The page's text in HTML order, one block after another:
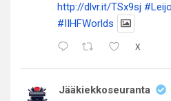
http://dlvr.it/TSx9sj
#IIHFWorlds
X
Jääkiekkoseuranta